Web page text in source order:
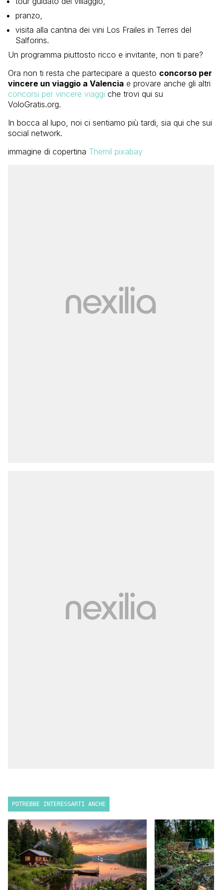
pranzo,
visita alla cantina dei vini Los Frailes in Terres del
Salforins.
Un programma piuttosto ricco e invitante, non ti pare?
Ora non ti resta che partecipare a questo concorso per
vincere un viaggio a Valencia e provare anche gli altri
concorsi per vincere viaggi che trovi qui su
VoloGratis.org.
In bocca al lupo, noi ci sentiamo più tardi, sia qui che sui
social network.
immagine di copertina Themil pixabay
POTREBBE INTERESSARTI ANCHE